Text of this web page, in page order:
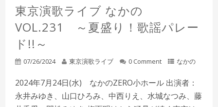
東京演歌ライブ なかの
VOL.231 ～夏盛り！歌謡パレー
ド!!～
07/26/2024 東京演歌ライブ 0 Comment なかの
2024年7月24日(水) なかのZERO小ホール 出演者：
永井みゆき、山口ひろみ、中西りえ、水城なつみ、藤